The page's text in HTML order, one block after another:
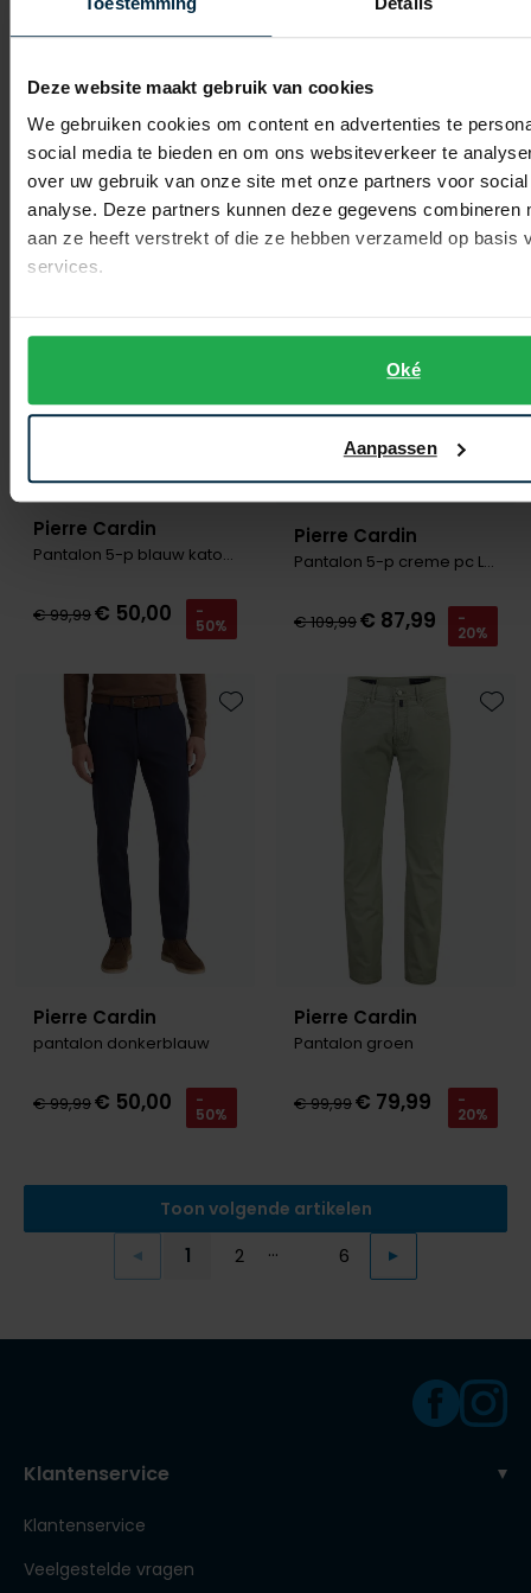
Deze website maakt gebruik van cookies
We gebruiken cookies om content en advertenties te
social media te bieden en om ons websiteverkeer te
over uw gebruik van onze site met onze partners voor
analyse. Deze partners kunnen deze gegevens combineren
aan ze heeft verstrekt of die ze hebben verzameld op basis
services.
Oké
Aanpassen
Pierre Cardin
€ 109,99€ 55,00 -
Pierre Cardin
€ 129,99
€ 103,99 -
20%
Pierre Cardin
Pantalon 5-p blauw katoen
€ 99,99€ 50,00 -
50%
Toevoegen aan favorieten
Pierre Cardin
Pantalon 5-p creme pc Lyon
€ 109,99€ 87,99 -
20%
Pierre Cardin
pantalon donkerblauw
€ 99,99€ 50,00 -
50%
Pierre Cardin
Pantalon groen
€ 99,99€ 79,99 -
20%
Toon volgende artikelen
Vorige
1 2
...
Page
6 Volgende
Klantenservice
Klantenservice
Veelgestelde vragen